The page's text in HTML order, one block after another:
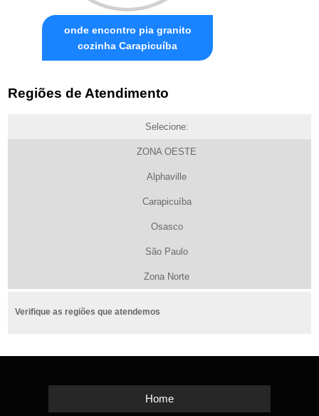
onde encontro pia granito
cozinha Carapicuíba
Regiões de Atendimento
Selecione:
ZONA OESTE
Alphaville
Carapicuíba
Osasco
São Paulo
Zona Norte
Verifique as regiões que atendemos
Home